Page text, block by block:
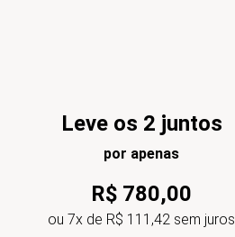
Leve os 2 juntos
por apenas
R$ 780,00
ou 7x de R$ 111 ,42 sem juros